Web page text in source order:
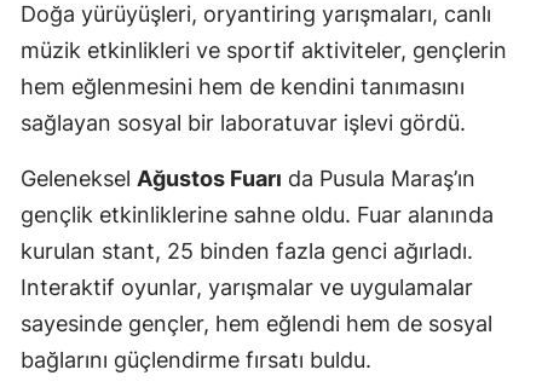
Doğa yürüyüşleri, oryantiring yarışmaları, canlı
müzik etkinlikleri ve sportif aktiviteler, gençlerin
hem eğlenmesini hem de kendini tanımasını
sağlayan sosyal bir laboratuvar işlevi gördü.
Geleneksel Ağustos Fuarı da Pusula Maraş’ın
gençlik etkinliklerine sahne oldu. Fuar alanında
kurulan stant, 25 binden fazla genci ağırladı.
Interaktif oyunlar, yarışmalar ve uygulamalar
sayesinde gençler, hem eğlendi hem de sosyal
bağlarını güçlendirme fırsatı buldu.